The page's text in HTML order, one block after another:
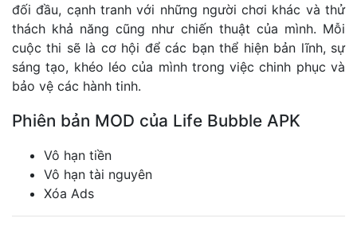
đối đầu, cạnh tranh với những người chơi khác và thử
thách khả năng cũng như chiến thuật của mình. Mỗi
cuộc thi sẽ là cơ hội để các bạn thể hiện bản lĩnh, sự
sáng tạo, khéo léo của mình trong việc chinh phục và
bảo vệ các hành tinh.
Phiên bản MOD của Life Bubble APK
Vô hạn tiền
Vô hạn tài nguyên
Xóa Ads